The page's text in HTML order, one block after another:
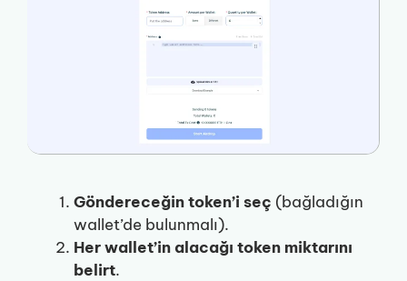
Göndereceğin token’i seç (bağladığın
wallet’de bulunmalı).
Her wallet’in alacağı token miktarını
belirt.